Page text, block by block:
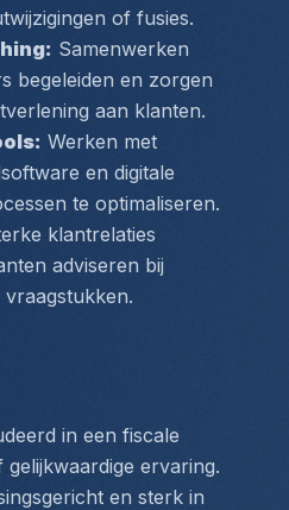
of fusies.
Samenwerken
begeleiden en zorgen
aan klanten.
Werken met
en digitale
te optimaliseren.
klantrelaties
adviseren bij
in een fiscale
ervaring.
en sterk in